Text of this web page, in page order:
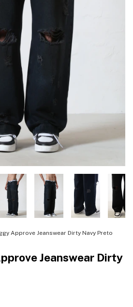
Approve Jeanswear Dirty Navy Preto
Jeanswear Dirty